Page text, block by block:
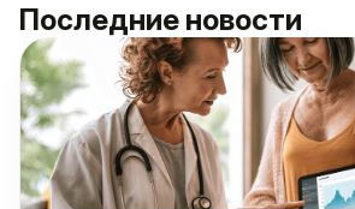
Последние новости